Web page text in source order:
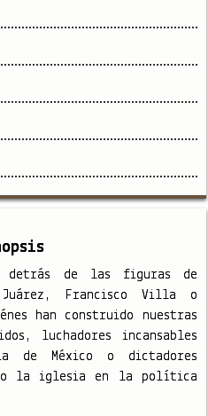
detrás de las figuras de
Francisco Villa o
han construido nuestras
luchadores incansables
México o dictadores
la iglesia en la política